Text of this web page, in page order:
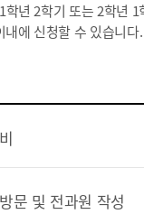
학년 2학기 또는 2학년 1
에 신청할 수 있습니다.
문 및 전과원 작성